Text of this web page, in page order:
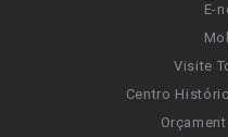
E-
Visite
Centro